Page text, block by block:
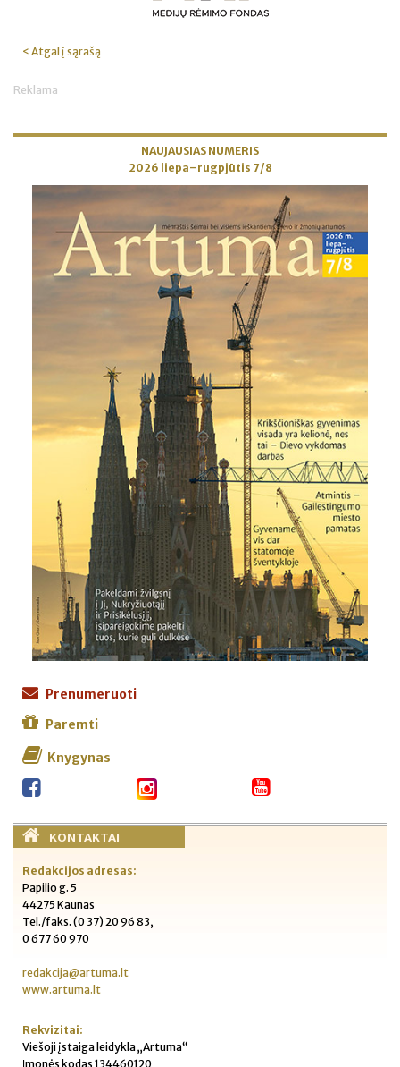
< Atgal į sąrašą
Reklama
NAUJAUSIAS NUMERIS
2026 liepa–rugpjūtis 7/8
Prenumeruoti
Paremti
Knygynas
KONTAKTAI
Redakcijos adresas:
Papilio g. 5
44275 Kaunas
Tel./faks. (0 37) 20 96 83,
0 677 60 970
redakcija@artuma.lt
www.artuma.lt
Rekvizitai:
Viešoji įstaiga leidykla „Artuma“
Įmonės kodas 134460120